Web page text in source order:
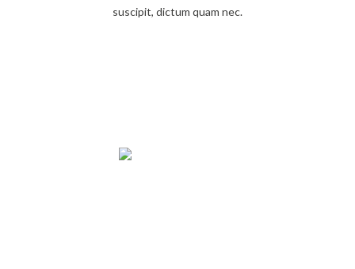
suscipit, dictum quam nec.